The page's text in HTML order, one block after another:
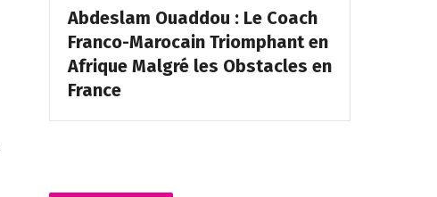
Abdeslam Ouaddou : Le Coach
Franco-Marocain Triomphant en
Afrique Malgré les Obstacles en
France